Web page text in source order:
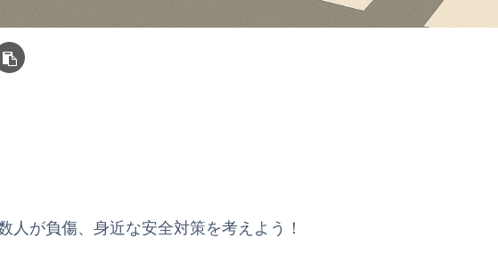
人が負傷、身近な安全対策を考えよう！